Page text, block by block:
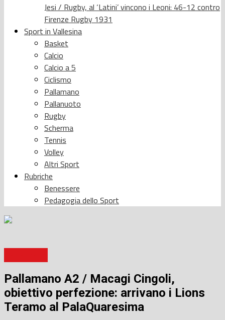
Jesi / Rugby, al ‘Latini’ vincono i Leoni: 46-12 contro
Firenze Rugby 1931
Sport in Vallesina
Basket
Calcio
Calcio a 5
Ciclismo
Pallamano
Pallanuoto
Rugby
Scherma
Tennis
Volley
Altri Sport
Rubriche
Benessere
Pedagogia dello Sport
Pallamano A2 / Macagi Cingoli,
obiettivo perfezione: arrivano i Lions
Teramo al PalaQuaresima